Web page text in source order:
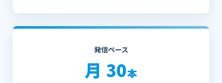
発信ペース
月 30本